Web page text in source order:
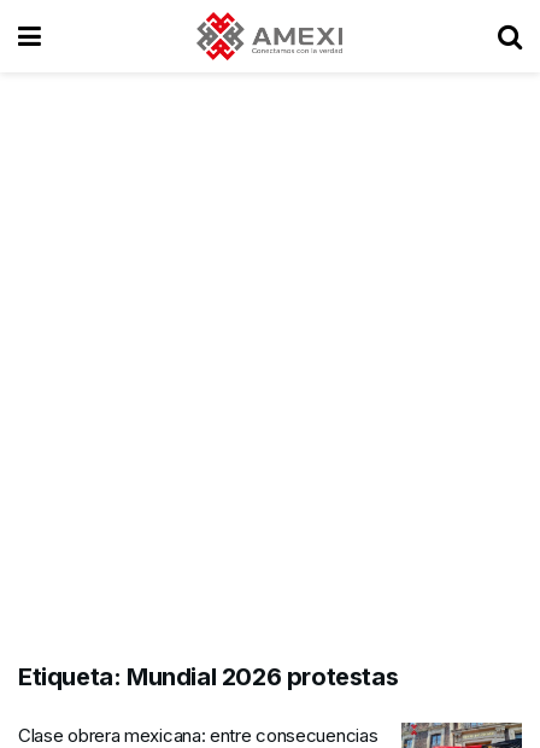
Etiqueta: Mundial 2026 protestas
Clase obrera mexicana: entre consecuencias